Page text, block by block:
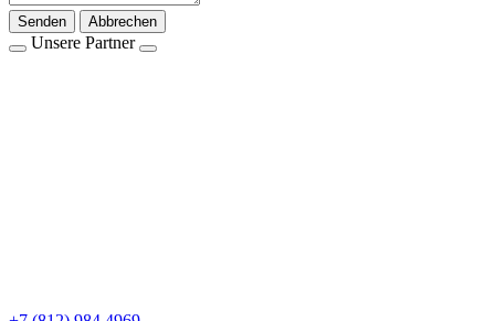
Senden Abbrechen
Unsere Partner